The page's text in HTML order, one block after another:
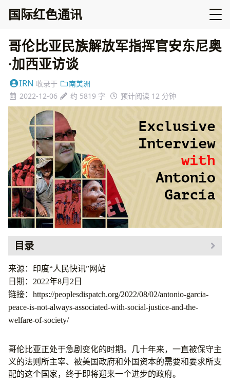
国际红色通讯
哥伦比亚民族解放军指挥官安东尼奥
·加西亚访谈
IRN 收录于
南美洲
2022-12-06
约 5819 字 预计阅读 12 分钟
目录
来源：印度“人民快讯”网站
日期：2022年8月2日
链接：https://peoplesdispatch.org/2022/08/02/antonio-garcia-
peace-is-not-always-associated-with-social-justice-and-the-
welfare-of-society/
哥伦比亚正处于急剧变化的时期。几十年来，一直被保守主
义的法则所主宰、被美国政府和外国资本的需要和要求所支
配的这个国家，终于即将迎来一个进步的政府。